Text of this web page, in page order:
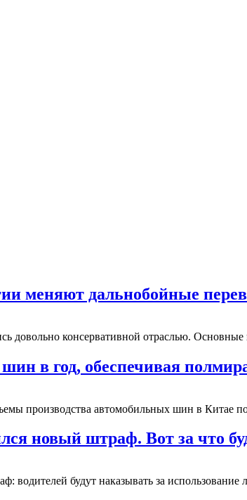
меняют дальнобойные
довольно консервативной отраслью.
в год, обеспечивая
производства автомобильных шин в Китае
новый штраф. Вот за что
водителей будут наказывать за